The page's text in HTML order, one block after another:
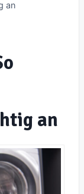
an
an